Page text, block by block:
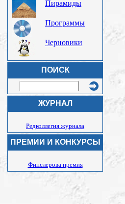
Пирамиды
Программы
Черновики
ПОИСК
ЖУРНАЛ
Редколлегия журнала
ПРЕМИИ И КОНКУРСЫ
Финслерова премия